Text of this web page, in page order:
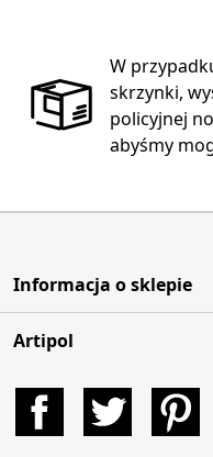
W
skrzynki,
policyjnej
abyśmy
Informacja o sklepie
Artipol
Facebook Twitter